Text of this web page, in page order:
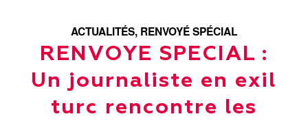
ACTUALITÉS, RENVOYÉ SPÉCIAL
RENVOYE SPECIAL :
Un journaliste en exil
turc rencontre les